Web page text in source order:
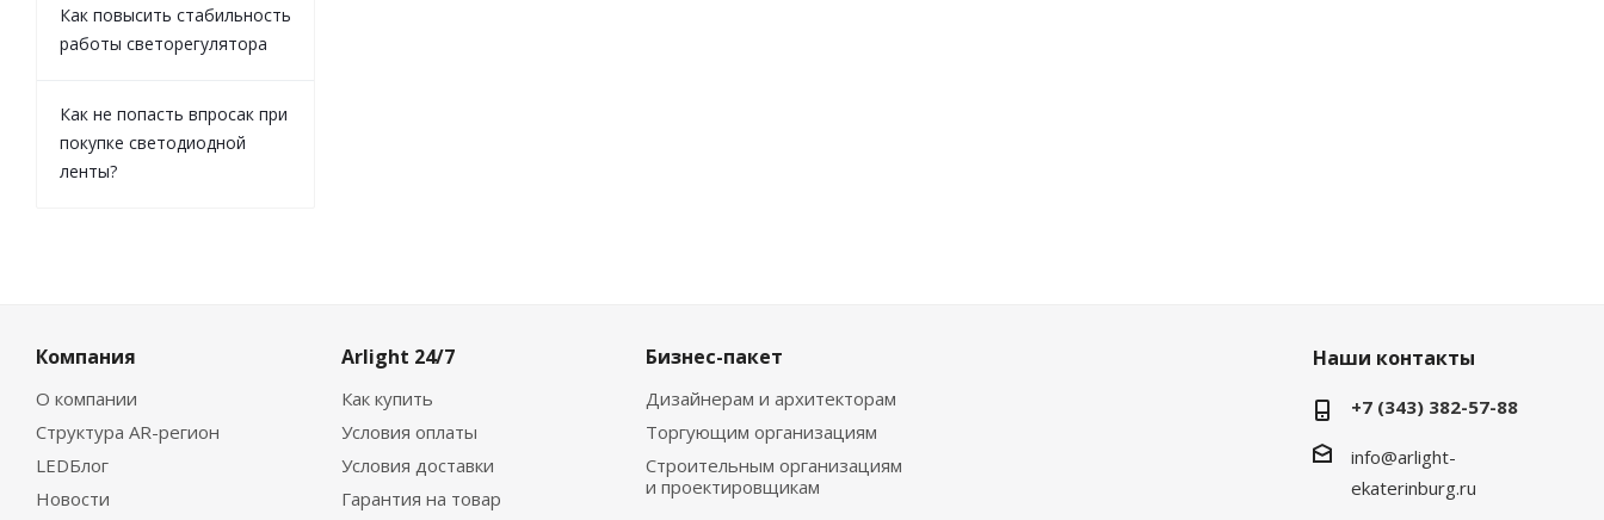
Как повысить стабильность
работы светорегулятора
Как не попасть впросак при
покупке светодиодной
ленты?
Компания
О компании
Структура AR-регион
LEDБлог
Новости
Arlight 24/7
Как купить
Условия оплаты
Условия доставки
Гарантия на товар
Бизнес-пакет
Дизайнерам и архитекторам
Торгующим организациям
Строительным организациям
и проектировщикам
Наши контакты
+7 (343) 382-57-88
info@arlight-
ekaterinburg.ru